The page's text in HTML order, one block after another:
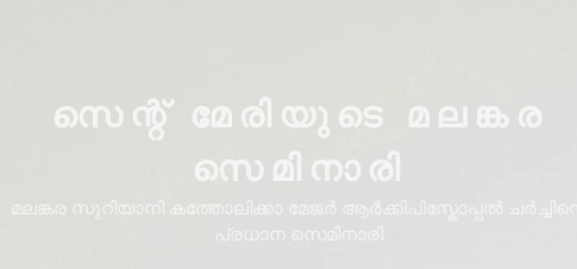
സെന്റ് മേരിയുടെ മലങ്കര
സെമിനാരി
മലങ്കര സുറിയാനി കത്തോലിക്കാ മേജർ ആർക്കിപിസ്കോപ്പൽ ചർച്ചിന്റെ
പ്രധാന സെമിനാരി